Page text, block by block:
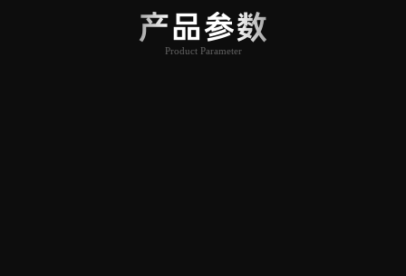
产品参数
Product Parameter